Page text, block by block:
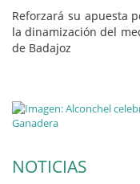
Reforzará su apuesta
la dinamización del
de Badajoz
NOTICIAS